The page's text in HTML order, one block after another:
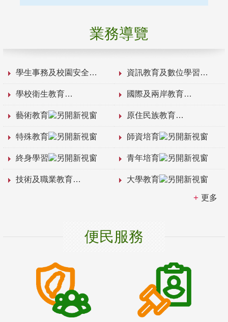
業務導覽
學生事務及校園安全 資訊教育及數位學習
學校衛生教育 國際及兩岸教育
藝術教育 原住民族教育
特殊教育 師資培育
終身學習 青年培育
技術及職業教育 大學教育
更多
便民服務